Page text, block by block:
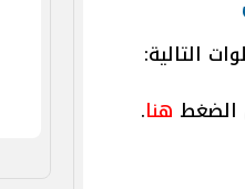
التالية:
الضغط هنا.